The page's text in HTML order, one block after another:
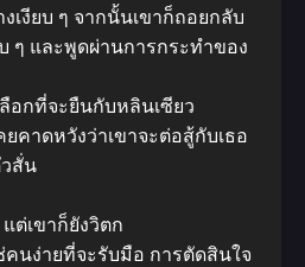
งียบ ๆ จากนั้นเขาก็ถอยกลับ
ๆ และพูดผ่านการกระทําของ
อกที่จะยืนกับหลินเซียว
คยคาดหวังว่าเขาจะต่อสู้กับเธอ
สั่น
ต่เขาก็ยังวิตก
คนง่ายที่จะรับมือ การตัดสินใจ